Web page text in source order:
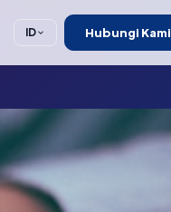
ID Hubungi Kami